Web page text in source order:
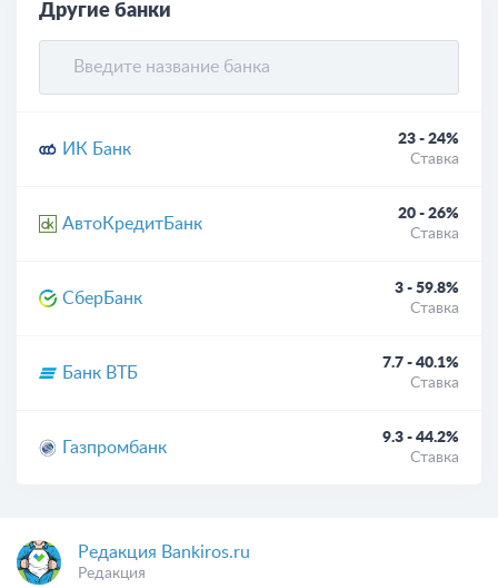
Другие банки
ИК Банк
23 - 24%
Ставка
АвтоКредитБанк
20 - 26%
Ставка
СберБанк
3 - 59.8%
Ставка
Банк ВТБ
7.7 - 40.1%
Ставка
Газпромбанк
9.3 - 44.2%
Ставка
Редакция Bankiros.ru
Редакция